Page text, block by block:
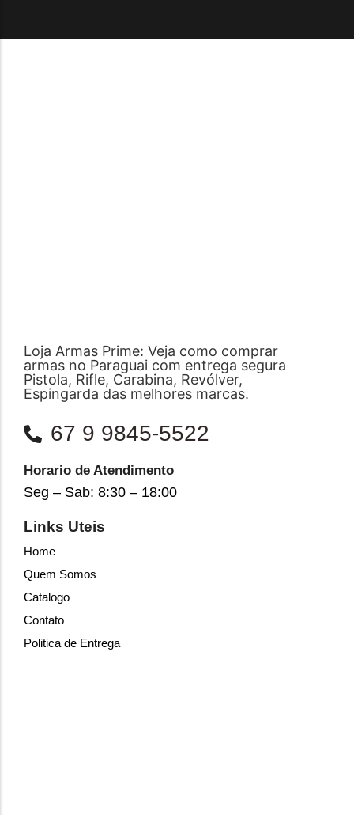
Loja Armas Prime: Veja como comprar
armas no Paraguai com entrega segura
Pistola, Rifle, Carabina, Revólver,
Espingarda das melhores marcas.
67 9 9845-5522
Horario de Atendimento
Seg – Sab: 8:30 – 18:00
Links Uteis
Home
Quem Somos
Catalogo
Contato
Politica de Entrega